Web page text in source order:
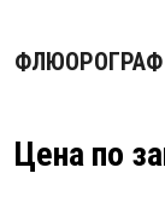
ФЛЮОРОГРАФ
Цена по